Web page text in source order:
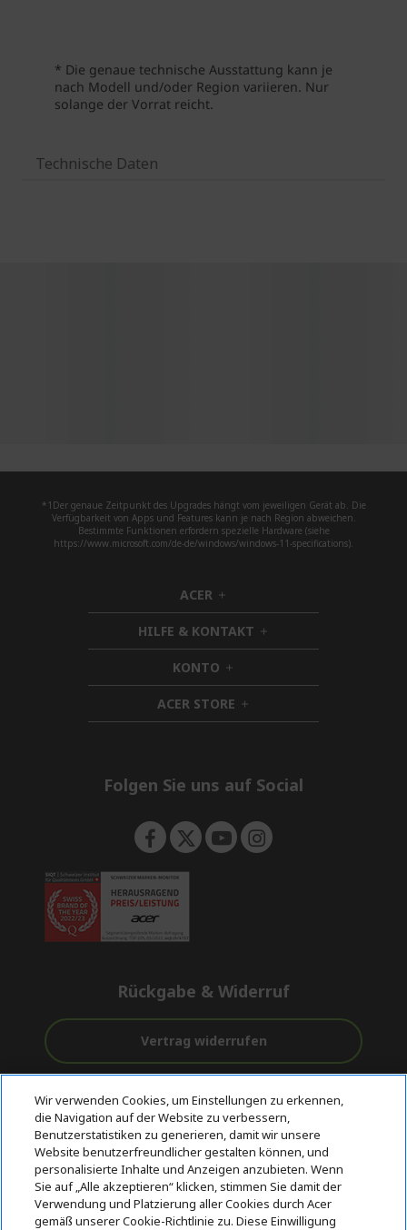
Technische Daten
*1Der genaue Zeitpunkt des Upgrades hängt vom jeweiligen Gerät ab. Die
Verfügbarkeit von Apps und Features kann je nach Region abweichen.
Bestimmte Funktionen erfordern spezielle Hardware (siehe
https://www.microsoft.com/de-de/windows/windows-11-specifications).
ACER h
i
d
d
e
n
HILFE & KONTAKT h
i
d
n
KONTO h
i
d
d
ACER STORE h
i
e
Folgen Sie uns auf Social
Rückgabe & Widerruf
Vertrag widerrufen
Kostenloser
Versand
vor und nach
dem Kauf
Sichere
Zahlungsoptionen
© 2026 Acer Inc.
CPYou BV ist der autorisierte Wiederverkäufer und Händler der
Produkte und Dienstleistungen, die in diesem Shop angeboten
werden.
Wir verwenden Cookies, um Einstellungen zu erkennen,
die Navigation auf der Website zu verbessern,
Benutzerstatistiken zu generieren, damit wir unsere
Website benutzerfreundlicher gestalten können, und
personalisierte Inhalte und Anzeigen anzubieten. Wenn
Sie auf „Alle akzeptieren“ klicken, stimmen Sie damit der
Verwendung und Platzierung aller Cookies durch Acer
gemäß unserer Cookie-Richtlinie zu. Diese Einwilligung